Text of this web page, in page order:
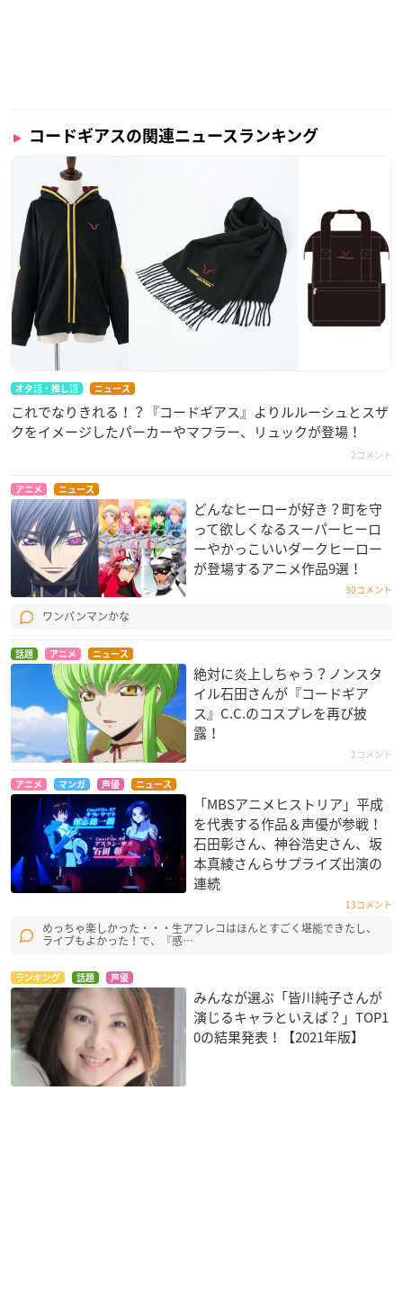
コードギアスの関連ニュースランキング
オタ活・推し活 ニュース
これでなりきれる！？『コードギアス』よりルルーシュとスザ
クをイメージしたパーカーやマフラー、リュックが登場！
2コメント
アニメ ニュース
どんなヒーローが好き？町を守
って欲しくなるスーパーヒーロ
ーやかっこいいダークヒーロー
が登場するアニメ作品9選！
30コメント
ワンパンマンかな
話題 アニメ ニュース
絶対に炎上しちゃう？ノンスタ
イル石田さんが『コードギア
ス』C.C.のコスプレを再び披
露！
2コメント
アニメ マンガ 声優 ニュース
「MBSアニメヒストリア」平成
を代表する作品＆声優が参戦！
石田彰さん、神谷浩史さん、坂
本真綾さんらサプライズ出演の
連続
13コメント
めっちゃ楽しかった・・・生アフレコはほんとすごく堪能できたし、
ライブもよかった！で、『感…
ランキング 話題 声優
みんなが選ぶ「皆川純子さんが
演じるキャラといえば？」TOP1
0の結果発表！【2021年版】